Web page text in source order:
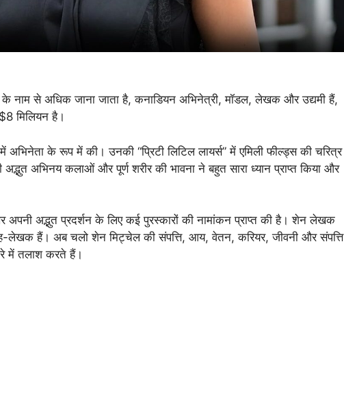
के नाम से अधिक जाना जाता है, कनाडियन अभिनेत्री, मॉडल, लेखक और उद्यमी हैं,
मिलियन है।
के रूप में की। उनकी “प्रिटी लिटिल लायर्स” में एमिली फील्ड्स की चरित्र
अद्भुत अभिनय कलाओं और पूर्ण शरीर की भावना ने बहुत सारा ध्यान प्राप्त किया और
अपनी अद्भुत प्रदर्शन के लिए कई पुरस्कारों की नामांकन प्राप्त की है। शेन लेखक
लेखक हैं। अब चलो शेन मिट्चेल की संपत्ति, आय, वेतन, करियर, जीवनी और संपत्ति
में तलाश करते हैं।